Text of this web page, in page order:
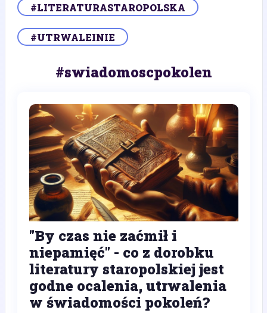
#LITERATURASTAROPOLSKA
#UTRWALEINIE
#swiadomoscpokolen
"By czas nie zaćmił i
niepamięć" - co z dorobku
literatury staropolskiej jest
godne ocalenia, utrwalenia
w świadomości pokoleń?